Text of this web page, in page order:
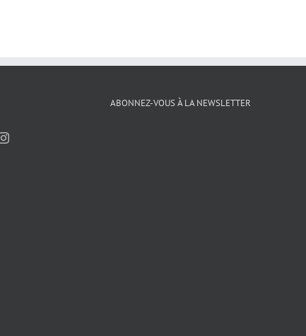
ABONNEZ-VOUS À LA NEWSLETTER